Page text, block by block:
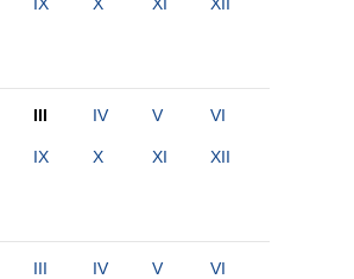
III IV V VI
IX X XI XII
III IV V VI